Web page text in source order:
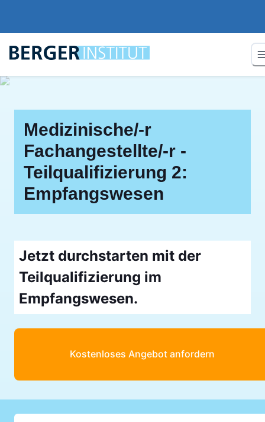
Medizinische/-r
Fachangestellte/-r -
Teilqualifizierung 2:
Empfangswesen
Jetzt durchstarten mit der
Teilqualifizierung im
Empfangswesen.
Kostenloses Angebot anfordern